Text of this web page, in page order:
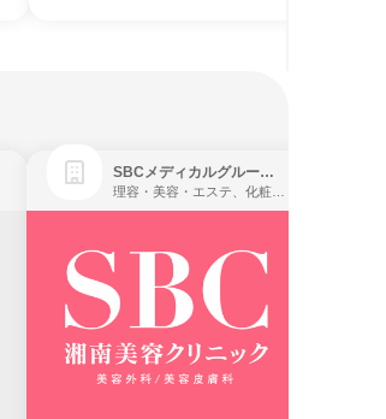
SBCメディカルグループ株式会社
理容・美容・エステ、化粧品・理美容用品小売、医療・病院